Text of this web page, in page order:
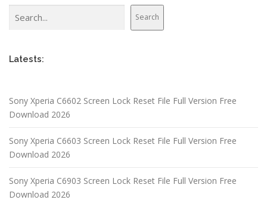
Search
Latests:
Sony Xperia C6602 Screen Lock Reset File Full Version Free
Download 2026
Sony Xperia C6603 Screen Lock Reset File Full Version Free
Download 2026
Sony Xperia C6903 Screen Lock Reset File Full Version Free
Download 2026